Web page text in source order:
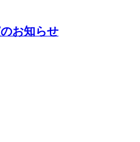
お知らせ